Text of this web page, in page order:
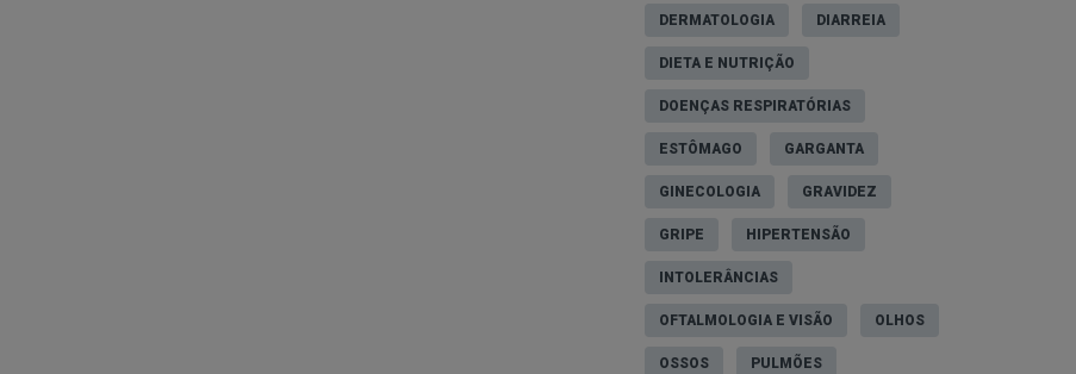
DERMATOLOGIA DIARREIA
DIETA E NUTRIÇÃO
DOENÇAS RESPIRATÓRIAS
ESTÔMAGO GARGANTA
GINECOLOGIA GRAVIDEZ
GRIPE HIPERTENSÃO
INTOLERÂNCIAS
OFTALMOLOGIA E VISÃO OLHOS
OSSOS PULMÕES